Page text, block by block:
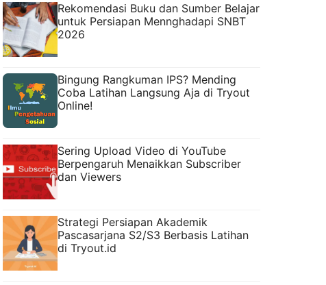
Rekomendasi Buku dan Sumber Belajar
untuk Persiapan Mennghadapi SNBT
2026
Bingung Rangkuman IPS? Mending
Coba Latihan Langsung Aja di Tryout
Online!
Sering Upload Video di YouTube
Berpengaruh Menaikkan Subscriber
dan Viewers
Strategi Persiapan Akademik
Pascasarjana S2/S3 Berbasis Latihan
di Tryout.id